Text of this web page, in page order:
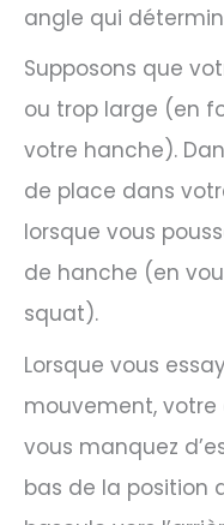
angle qui
Supposons que
ou trop large (en
votre hanche).
de place dans
lorsque vous
de hanche (en
squat).
Lorsque vous
mouvement, votre
vous manquez
bas de la position